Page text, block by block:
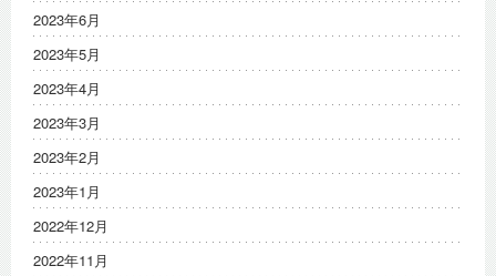
2023年6月
2023年5月
2023年4月
2023年3月
2023年2月
2023年1月
2022年12月
2022年11月